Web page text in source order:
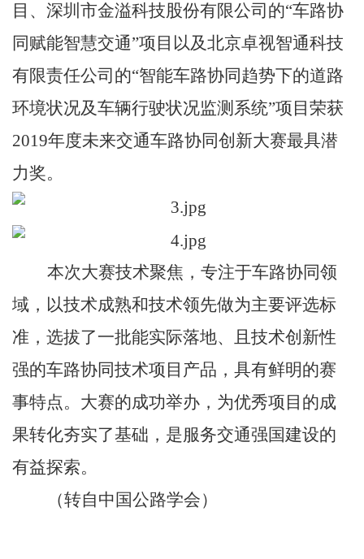
目、深圳市金溢科技股份有限公司的“车路协
同赋能智慧交通”项目以及北京卓视智通科技
有限责任公司的“智能车路协同趋势下的道路
环境状况及车辆行驶状况监测系统”项目荣获
2019年度未来交通车路协同创新大赛最具潜
力奖。
本次大赛技术聚焦，专注于车路协同领
域，以技术成熟和技术领先做为主要评选标
准，选拔了一批能实际落地、且技术创新性
强的车路协同技术项目产品，具有鲜明的赛
事特点。大赛的成功举办，为优秀项目的成
果转化夯实了基础，是服务交通强国建设的
有益探索。
（转自中国公路学会）